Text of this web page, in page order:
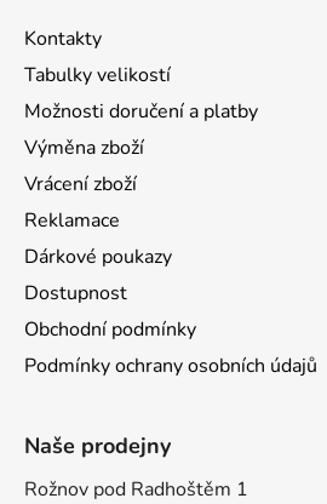
Kontakty
Tabulky velikostí
Možnosti doručení a platby
Výměna zboží
Vrácení zboží
Reklamace
Dárkové poukazy
Dostupnost
Obchodní podmínky
Podmínky ochrany osobních údajů
Naše prodejny
Rožnov pod Radhoštěm 1